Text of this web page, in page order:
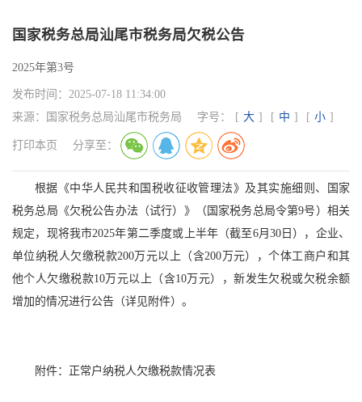
国家税务总局汕尾市税务局欠税公告
2025年第3号
发布时间： 2025-07-18 11:34:00
来源：
国家税务总局汕尾市税务局 字号： [ 大 ] [ 中 ] [ 小 ]
打印本页 分享至：
根据《中华人民共和国税收征收管理法》及其实施细则、国家
税务总局《欠税公告办法（试行）》（国家税务总局令第9号）相关
规定，现将我市2025年第二季度或上半年（截至6月30日），企业、
单位纳税人欠缴税款200万元以上（含200万元），个体工商户和其
他个人欠缴税款10万元以上（含10万元），新发生欠税或欠税余额
增加的情况进行公告（详见附件）。
附件：正常户纳税人欠缴税款情况表